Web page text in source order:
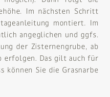
Im nächsten Schritt
montiert. Im
angeglichen und ggfs.
der Zisternengrube, ab
erfolgen. Das gilt auch für
können Sie die Grasnarbe